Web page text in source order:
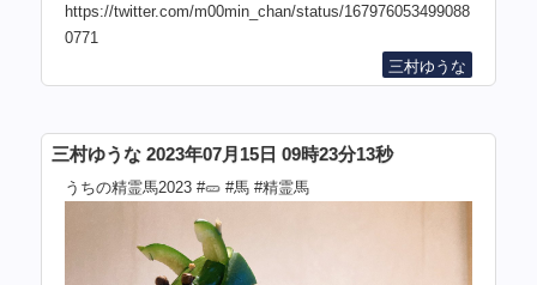
https://twitter.com/m00min_chan/status/167976053499088
0771
三村ゆうな
三村ゆうな 2023年07月15日 09時23分13秒
うちの精霊馬2023 #🥒 #馬 #精霊馬